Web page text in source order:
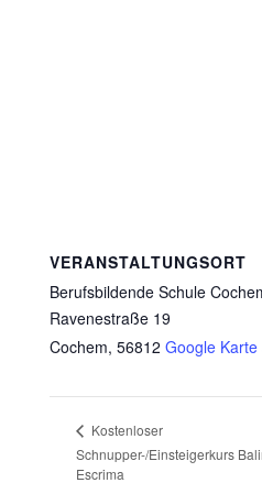
VERANSTALTUNGSORT
Berufsbildende Schule
Ravenestraße 19
Cochem, 56812 Google
Kostenloser
Schnupper-/Einsteigerkurs
Escrima